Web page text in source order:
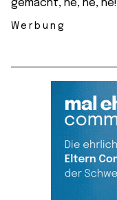
gemacht, he, he, he!
Werbung